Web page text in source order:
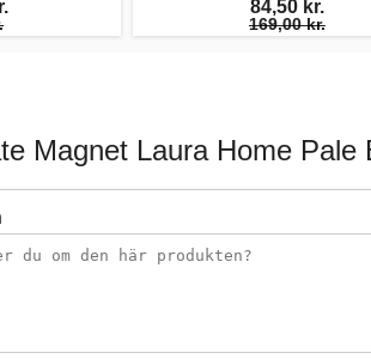
84,50 kr.
169,00 kr.
Magnet Laura Home Pale